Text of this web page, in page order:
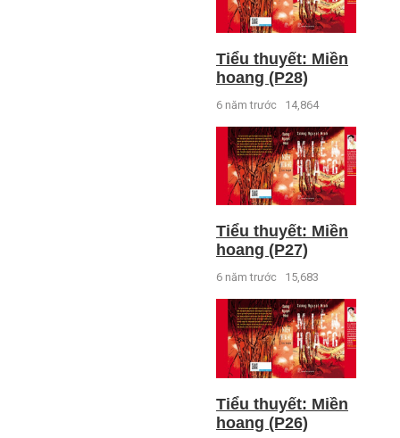
Tiểu thuyết: Miền
hoang (P28)
6 năm trước 14,864
Tiểu thuyết: Miền
hoang (P27)
6 năm trước 15,683
Tiểu thuyết: Miền
hoang (P26)